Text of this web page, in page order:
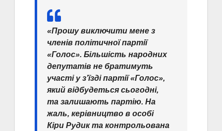
«Прошу виключити мене з
членів політичної партії
«Голос». Більшість народних
депутатів не братимуть
участі у з’їзді партії «Голос»,
який відбудеться сьогодні,
та залишають партію. На
жаль, керівництво в особі
Кіри Рудик та контрольована